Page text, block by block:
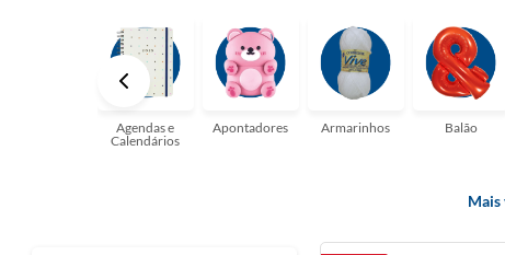
Agendas e
Calendários
Apontadores Armarinhos Balão
Mais